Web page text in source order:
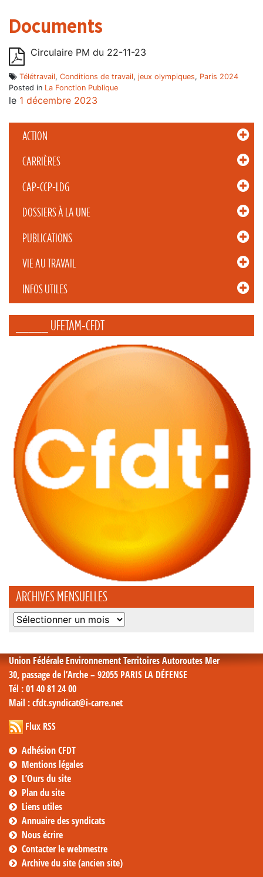
ACTION
CARRIÈRES
CAP-CCP-LDG
DOSSIERS À LA UNE
PUBLICATIONS
VIE AU TRAVAIL
INFOS UTILES
_____ UFETAM-CFDT
ARCHIVES MENSUELLES
Archives
Documents
Circulaire PM du 22-11-23
Télétravail, Conditions de travail, jeux olympiques, Paris 2024
Posted in La Fonction Publique
le 1 décembre 2023
Union Fédérale Environnement Territoires Autoroutes Mer
30, passage de l’Arche – 92055 PARIS LA DÉFENSE
Tél : 01 40 81 24 00
Mail : cfdt.syndicat@i-carre.net
Flux RSS
Adhésion CFDT
Mentions légales
L’Ours du site
Plan du site
Liens utiles
Annuaire des syndicats
Nous écrire
Contacter le webmestre
Archive du site (ancien site)